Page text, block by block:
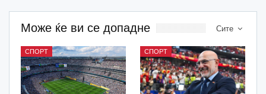
Сите
Може ќе ви се допадне
СПОРТ СПОРТ